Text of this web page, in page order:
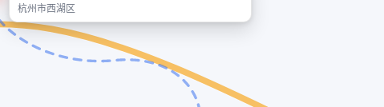
杭州市西湖区